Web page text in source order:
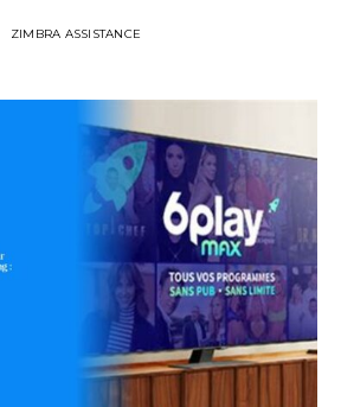
ZIMBRA ASSISTANCE